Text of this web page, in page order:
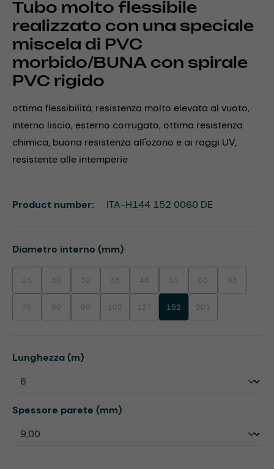
Tubo molto flessibile
realizzato con una speciale
miscela di PVC
morbido/BUNA con spirale
PVC rigido
ottima flessibilità, resistenza molto elevata al vuoto,
interno liscio, esterno corrugato, ottima resistenza
chimica, buona resistenza all'ozono e ai raggi UV,
resistente alle intemperie
Select
Diametro interno (mm)
25(This option is currently unavailable.)
30(This option is currently unavailable.)
32(This option is currently unavailable.)
38(This option is currently unavailable.)
40(This option is currently unavailable.)
51(This option is currently
60(This option is
63(This option
76(This option is currently unavailable.)
80(This option is currently unavailable.)
90(This option is currently unavailable.)
102(This option is currently unavailable.)
127(This option is currently unavailable.)
152 203(This option is
Select
Lunghezza (m)
Select
Spessore parete (mm)
Product number: ITA-H144 152 0060 DE